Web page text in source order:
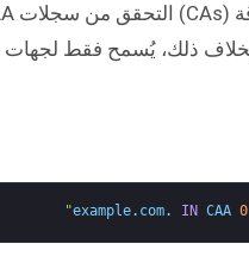
example. com. IN CAA 0